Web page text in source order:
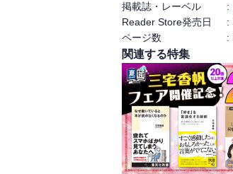
掲載誌・レーベル
:
Reader Store発売日
:
ページ数
:
関連する特集